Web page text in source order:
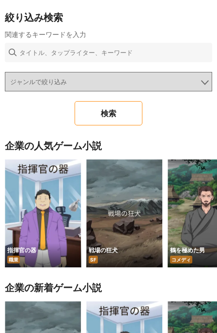
絞り込み検索
関連するキーワードを入力
企業の人気ゲーム小説
指揮官の器
職業
戦場の狂犬
SF
鶴を極めた男
コメディ
企業の新着ゲーム小説